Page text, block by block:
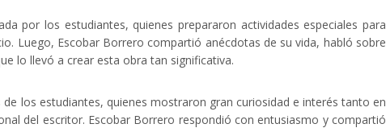
por los estudiantes, quienes prepararon actividades especiales para
Luego, Escobar Borrero compartió anécdotas de su vida, habló sobre
lo llevó a crear esta obra tan significativa.
los estudiantes, quienes mostraron gran curiosidad e interés tanto en
del escritor. Escobar Borrero respondió con entusiasmo y compartió